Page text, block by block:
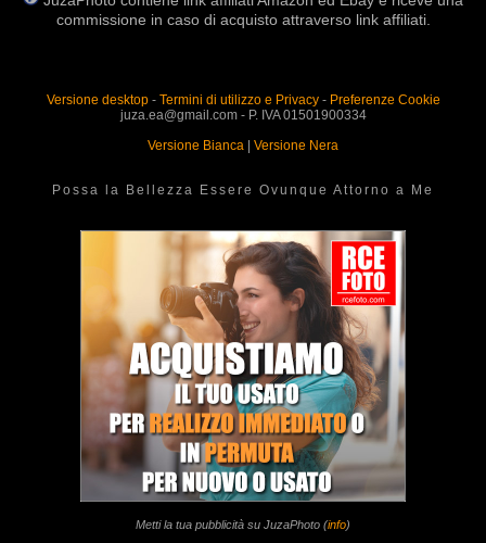
commissione in caso di acquisto attraverso link affiliati.
Versione desktop- Termini di utilizzo e Privacy- Preferenze Cookie
juza.ea@gmail.com - P. IVA 01501900334
Versione Bianca
Versione Nera
Possa la Bellezza Essere Ovunque Attorno a Me
Metti la tua pubblicità su JuzaPhoto (info)